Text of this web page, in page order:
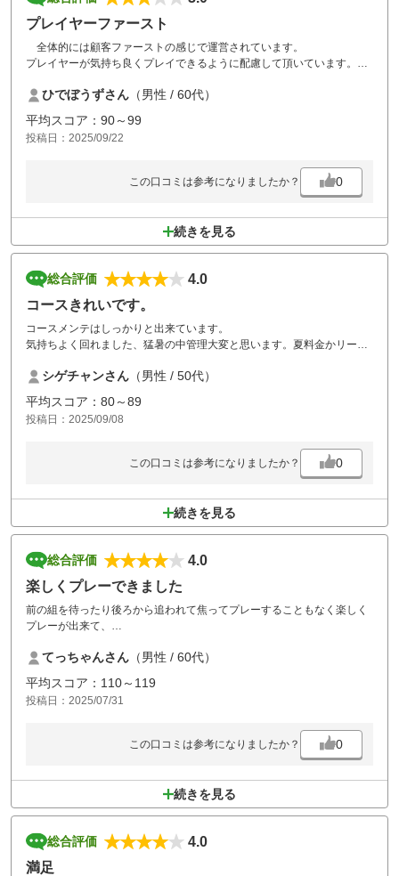
プレイヤーファースト
全体的には顧客ファーストの感じで運営されています。
プレイヤーが気持ち良くプレイできるように配慮して頂いています。
今回はコンペで利用させて頂きましたがプライベートでも利用したく思
います。
よろしくお願いいたします。
ひでぼうずさん （男性 / 60代）
平均スコア：90～99
投稿日：2025/09/22
この口コミは参考になりましたか？ 0
続きを見る
総合評価
4.0
コースきれいです。
コースメンテはしっかりと出来ています。
気持ちよく回れました、猛暑の中管理大変と思います。夏料金かリーズ
距離はないものの、戦略性のあるコースでたのしかったです。
また利用させていただきます。
シゲチャンさん （男性 / 50代）
平均スコア：80～89
投稿日：2025/09/08
この口コミは参考になりましたか？ 0
続きを見る
総合評価
4.0
楽しくプレーできました
前の組を待ったり後ろから追われて焦ってプレーすることもなく楽しく
プレーが出来て、
レストランのスタッフの方も空になった冷水のピッチャーもすぐに交換
して頂きました。
事前の問い合わせにも丁寧に返答して頂き当日は困ることなくプレーが
できました。
てっちゃんさん （男性 / 60代）
平均スコア：110～119
投稿日：2025/07/31
この口コミは参考になりましたか？ 0
続きを見る
総合評価
4.0
満足